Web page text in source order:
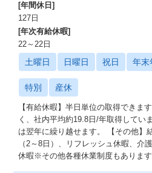
[年間休日]
127日
[年次有給休暇]
22～22日
土曜日 日曜日 祝日 年末
特別 産休
【有給休暇】半日単位の取得できま
く、社内平均約19.8日/年取得してい
は翌年に繰り越せます。 【その他】
（2～8日）、リフレッシュ休暇、介
休暇※その他各種休業制度もあります